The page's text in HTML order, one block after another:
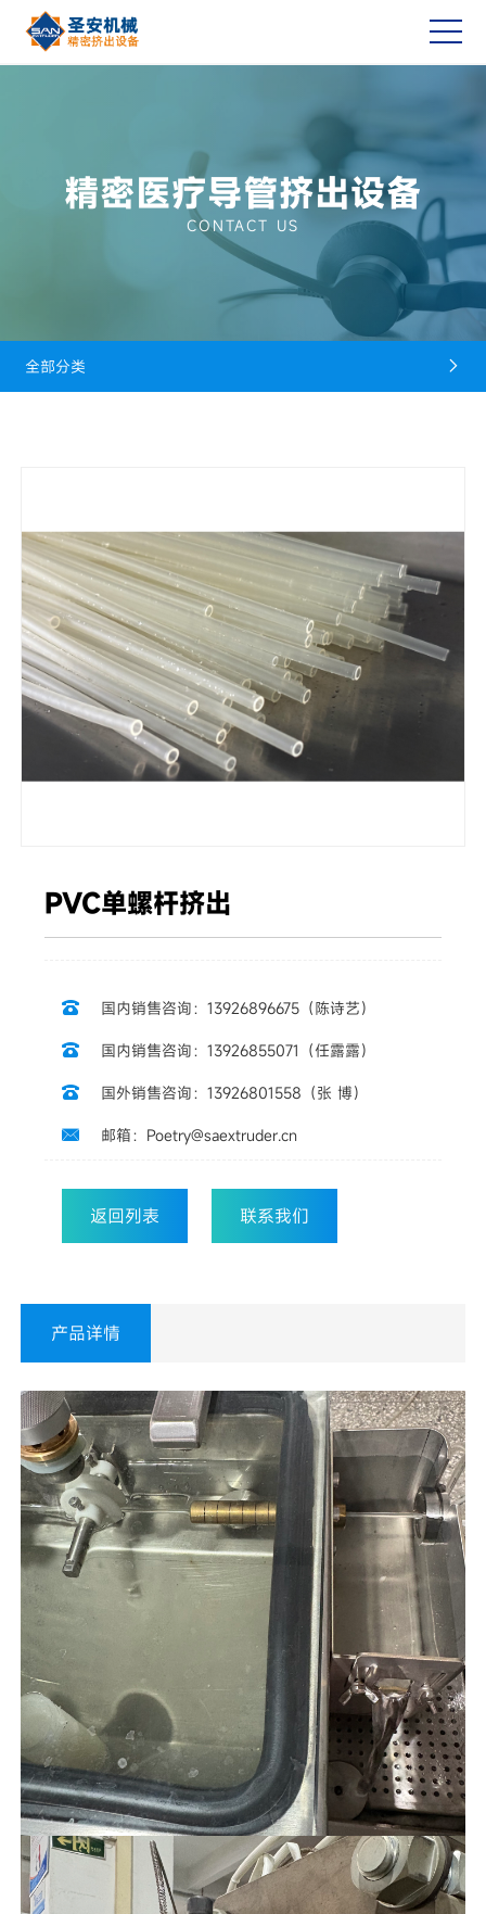
精密医疗导管挤出设备
CONTACT US
全部分类 
PVC单螺杆挤出
 国内销售咨询：13926896675（陈诗艺）
 国内销售咨询：13926855071（任露露）
 国外销售咨询：13926801558（张 博）
 邮箱：Poetry@saextruder.cn
返回列表 联系我们
产品详情